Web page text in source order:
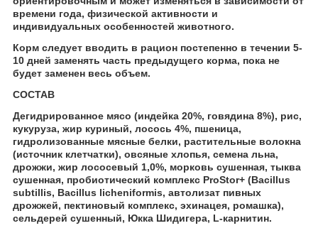
времени года, физической активности и
индивидуальных особенностей животного.
Корм следует вводить в рацион постепенно в течении 5-
10 дней заменять часть предыдущего корма, пока не
будет заменен весь объем.
СОСТАВ
Дегидрированное мясо (индейка 20%, говядина 8%), рис,
кукуруза, жир куриный, лосось 4%, пшеница,
гидролизованные мясные белки, растительные волокна
(источник клетчатки), овсяные хлопья, семена льна,
дрожжи, жир лососевый 1,0%, морковь сушенная, тыква
сушенная, пробиотический комплекс ProStor+ (Bacillus
subtillis, Bacillus licheniformis, автолизат пивных
дрожжей, пектиновый комплекс, эхинацея, ромашка),
сельдерей сушенный, Юкка Шидигера, L-карнитин.